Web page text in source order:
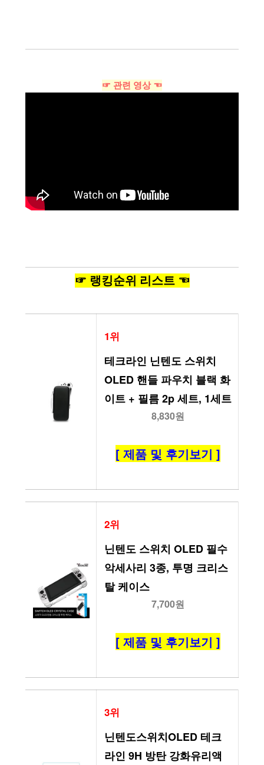
☞ 관련 영상 ☜
☞ 랭킹순위 리스트 ☜
1위
테크라인 닌텐도 스위치
OLED 핸들 파우치 블랙 화
이트 + 필름 2p 세트, 1세트
8,830원
[ 제품 및 후기보기 ]
2위
닌텐도 스위치 OLED 필수
악세사리 3종, 투명 크리스
탈 케이스
7,700원
[ 제품 및 후기보기 ]
3위
닌텐도스위치OLED 테크
라인 9H 방탄 강화유리액